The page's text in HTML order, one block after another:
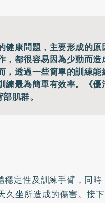
健康問題，主要形成的原
，都很容易因為少動而造
，透過一些簡單的訓練能
練最為簡單有效率。《優
肌群。
定性及訓練手臂，同時
久坐所造成的傷害。接